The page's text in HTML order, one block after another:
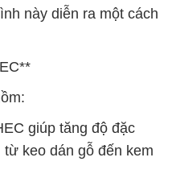
này diễn ra một cách
giúp tăng độ đặc
keo dán gỗ đến kem